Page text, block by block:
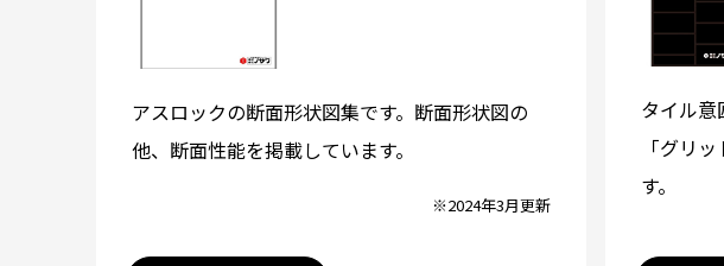
アスロックの断面形状図集です。断面形状図の
他、断面性能を掲載しています。
※2024年3月更新
タイル
「グリ
す。